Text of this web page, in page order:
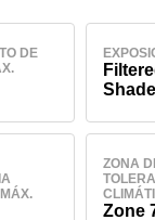
DE
Shade
ZONA
Zone